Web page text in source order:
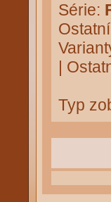
Série:
|
Typ